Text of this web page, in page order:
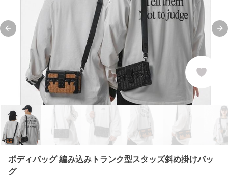
Previous slide
ボディバッグ 編み込みトランク型スタッズ斜め掛けバッ
グ